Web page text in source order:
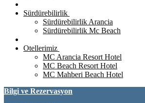
Sürdürebilirlik
Sürdürebilirlik Arancia
Sürdürebilirlik Mc Beach
Otellerimiz
MC Arancia Resort Hotel
MC Beach Resort Hotel
MC Mahberi Beach Hotel
Bilgi ve Rezervasyon